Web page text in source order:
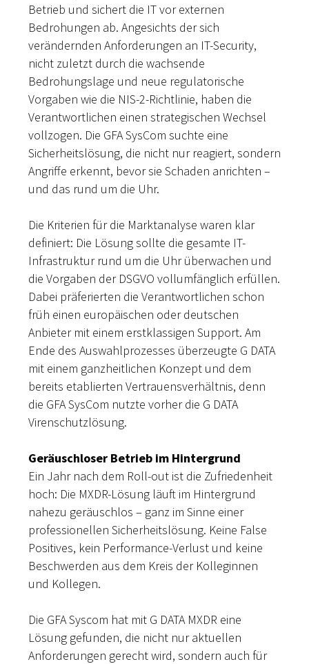
Betrieb und sichert die IT vor externen
Bedrohungen ab. Angesichts der sich
verändernden Anforderungen an IT-Security,
nicht zuletzt durch die wachsende
Bedrohungslage und neue regulatorische
Vorgaben wie die NIS-2-Richtlinie, haben die
Verantwortlichen einen strategischen Wechsel
vollzogen. Die GFA SysCom suchte eine
Sicherheitslösung, die nicht nur reagiert, sondern
Angriffe erkennt, bevor sie Schaden anrichten –
und das rund um die Uhr.
Die Kriterien für die Marktanalyse waren klar
definiert: Die Lösung sollte die gesamte IT-
Infrastruktur rund um die Uhr überwachen und
die Vorgaben der DSGVO vollumfänglich erfüllen.
Dabei präferierten die Verantwortlichen schon
früh einen europäischen oder deutschen
Anbieter mit einem erstklassigen Support. Am
Ende des Auswahlprozesses überzeugte G DATA
mit einem ganzheitlichen Konzept und dem
bereits etablierten Vertrauensverhältnis, denn
die GFA SysCom nutzte vorher die G DATA
Virenschutzlösung.
Geräuschloser Betrieb im Hintergrund
Ein Jahr nach dem Roll-out ist die Zufriedenheit
hoch: Die MXDR-Lösung läuft im Hintergrund
nahezu geräuschlos – ganz im Sinne einer
professionellen Sicherheitslösung. Keine False
Positives, kein Performance-Verlust und keine
Beschwerden aus dem Kreis der Kolleginnen
und Kollegen.
Die GFA Syscom hat mit G DATA MXDR eine
Lösung gefunden, die nicht nur aktuellen
Anforderungen gerecht wird, sondern auch für